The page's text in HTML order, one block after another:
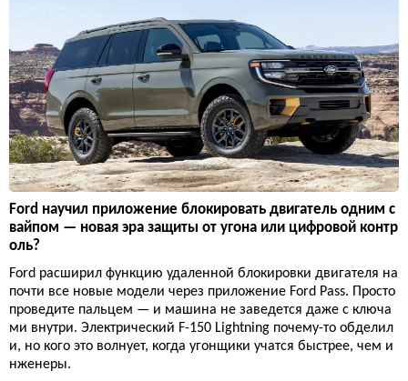
Ford научил приложение блокировать двигатель одним с
вайпом — новая эра защиты от угона или цифровой контр
оль?
Ford расширил функцию удаленной блокировки двигателя на
почти все новые модели через приложение Ford Pass. Просто
проведите пальцем — и машина не заведется даже с ключа
ми внутри. Электрический F-150 Lightning почему-то обделил
и, но кого это волнует, когда угонщики учатся быстрее, чем и
нженеры.